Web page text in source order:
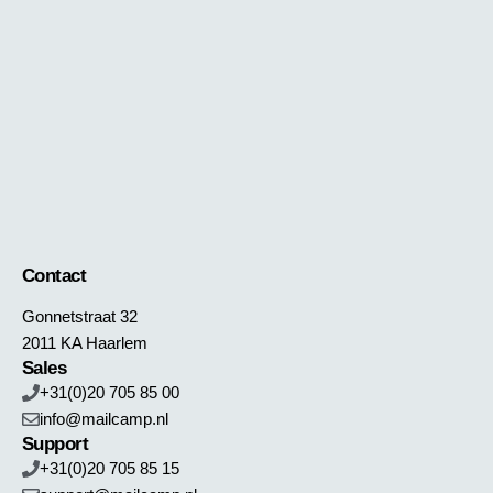
Contact
Gonnetstraat 32
2011 KA Haarlem
Sales
+31(0)20 705 85 00
info@mailcamp.nl
Support
+31(0)20 705 85 15